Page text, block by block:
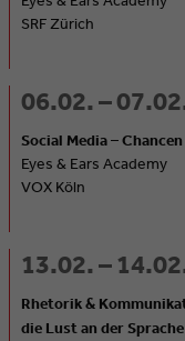
SRF Zürich
06.02. –
Social Media –
Eyes & Ears Academy
VOX Köln
13.02. –
Rhetorik &
die Lust an der Sprache